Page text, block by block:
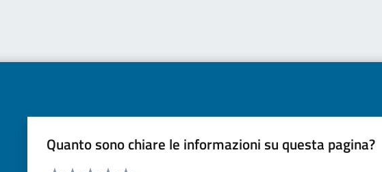
Quanto sono chiare le informazioni su questa pagina?